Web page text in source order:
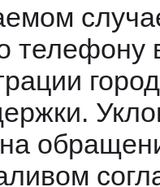
телефону